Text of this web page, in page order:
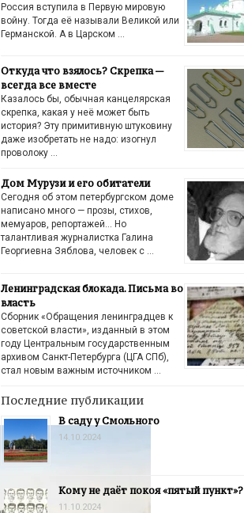
Россия вступила в Первую мировую
войну. Тогда её называли Великой или
Германской. А в Царском …
Откуда что взялось? Скрепка —
всегда все вместе
Казалось бы, обычная канцелярская
скрепка, какая у неё может быть
история? Эту примитивную штуковину
даже изобретать не надо: изогнул
проволоку …
Дом Мурузи и его обитатели
Сегодня об этом петербургском доме
написано много — прозы, стихов,
мемуаров, репортажей… Но
талантливая журналистка Галина
Георгиевна Зяблова, человек с …
Ленинградская блокада. Письма во
власть
Сборник «Обращения ленинградцев к
советской власти», изданный в этом
году Центральным государственным
архивом Санкт-Петербурга (ЦГА СПб),
стал новым важным источником …
Последние публикации
В саду у Смольного
14.10.2024
Кому не даёт покоя «пятый пункт»?
11.10.2024